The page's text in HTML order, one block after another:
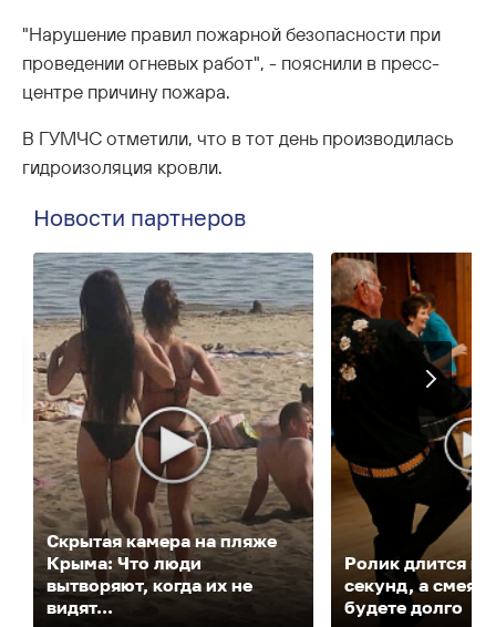
"Нарушение правил пожарной безопасности при
проведении огневых работ", - пояснили в пресс-
центре причину пожара.
В ГУМЧС отметили, что в тот день производилась
гидроизоляция кровли.
Новости партнеров
Скрытая камера на пляже
Крыма: Что люди
вытворяют, когда их не
видят...
Ролик длится
секунд, а
будете долго